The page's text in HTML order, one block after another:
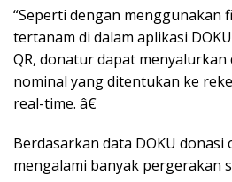
“Seperti dengan menggunakan
tertanam di dalam aplikasi
QR, donatur dapat menyalurkan
nominal yang ditentukan ke
real-time. â€
Berdasarkan data DOKU donasi
mengalami banyak pergerakan